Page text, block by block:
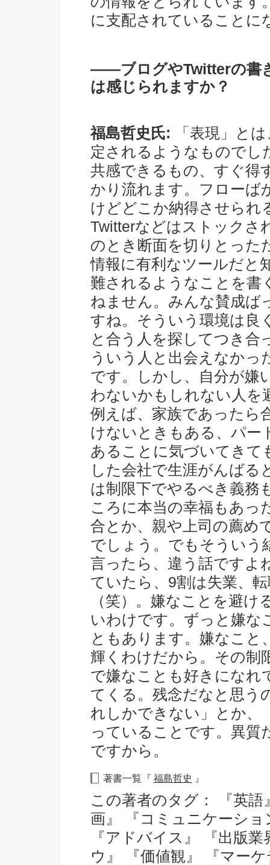
に支配されていることに
――ブログやTwitterの書
は感じられますか？
福島哲史氏: 「表現」と
定されるようなものでし
共感できるもの、すぐ得
かり流れます。フローば
けどどこか納得させられ
Twitterなどはストックさ
のとき断面を切りとった
情報に有利なツールだと
難されるようなことを書
ねません。みんな賛成ば
すね。そういう環境は良
と合う人を探してつき合
ういう人と出会えなかっ
です。しかし、自分が嫌
わないかもしれない人を
例えば、家族であったら
けないときもある、パー
あることに気づいてきて
した会社で生涯がんばる
は制限下でやるべき義務
ころに本当の幸福もあっ
合とか、親や上司の薦め
でしょう。でもそういう
言ったら、違う話ですよ
ていたら、9割は失業、
（笑）。嫌なことを避
いわけです。ずっと嫌な
ともあります。嫌なこと
輝くわけだから。その制
で嫌なことも好きになれ
てくる。残念だなと思う
れしかできない」とか、
っていることです。異質
ですから。
著書一覧『 福島哲史 』
この著者のタグ：
『英
画』
『コミュニケーシ
『アドバイス』
『出版
ウ』
『価値観』
『マー